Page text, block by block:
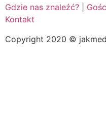
Gdzie nas znaleźć?
Kontakt
Copyright 2020 ©